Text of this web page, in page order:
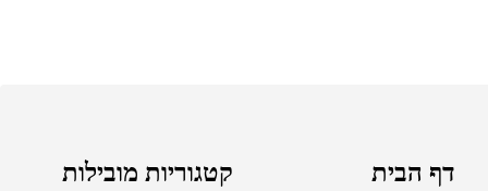
דף הבית קטגוריות מובילות